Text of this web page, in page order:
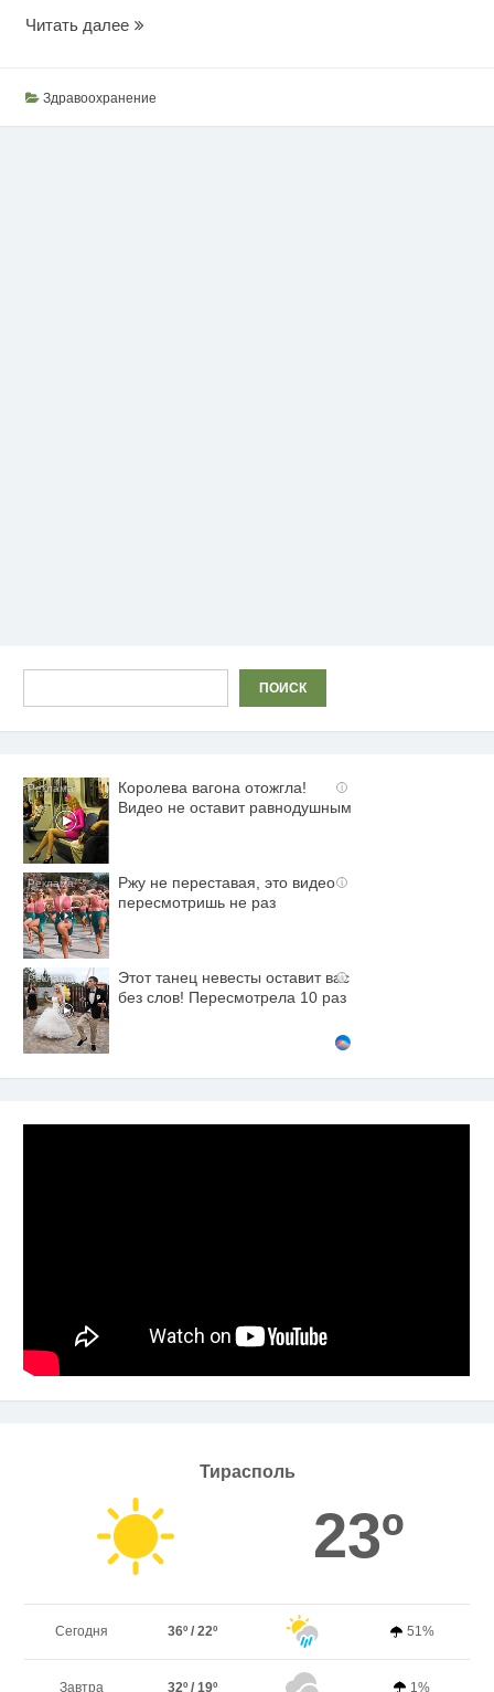
Читать далееСовершенствование
Здравоохранение
ПОИСК
i
Королева вагона отожгла!
Видео не оставит равнодушным
i
Ржу не переставая, это видео
пересмотришь не раз
i
Этот танец невесты оставит вас
без слов! Пересмотрела 10 раз
Тирасполь
23º
Сегодня 36º / 22º 51%
Завтра 32º / 19º 1%